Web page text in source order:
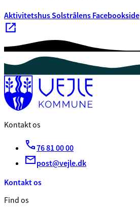
Aktivitetshus Solstrålens Facebookside
Kontakt os
76 81 00 00
post@vejle.dk
Kontakt os
Find os